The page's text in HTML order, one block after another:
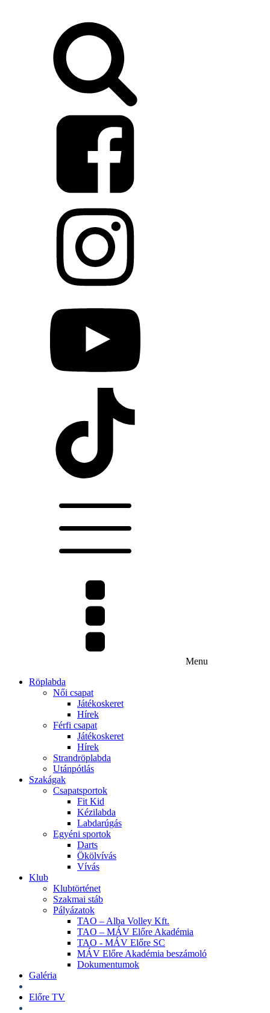
Menu
Röplabda
Női csapat
Játékoskeret
Hírek
Férfi csapat
Játékoskeret
Hírek
Strandröplabda
Utánpótlás
Szakágak
Csapatsportok
Fit Kid
Kézilabda
Labdarúgás
Egyéni sportok
Darts
Ökölvívás
Vívás
Klub
Klubtörténet
Szakmai stáb
Pályázatok
TAO – Alba Volley Kft.
TAO – MÁV Előre Akadémia
TAO - MÁV Előre SC
MÁV Előre Akadémia beszámoló
Dokumentumok
Galéria
Előre TV